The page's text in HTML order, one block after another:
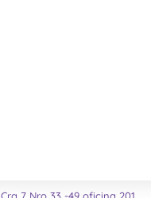
Cra 7 Nro 33 -49 oficina 201